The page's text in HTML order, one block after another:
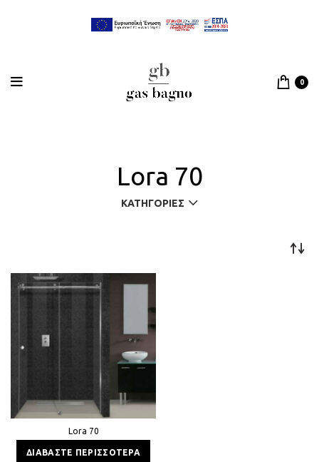
0
Lora 70
ΚΑΤΗΓΟΡΊΕΣ
Lora 70
ΔΙΑΒΆΣΤΕ ΠΕΡΙΣΣΌΤΕΡΑ